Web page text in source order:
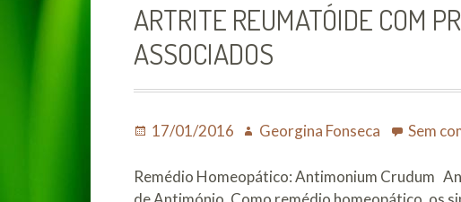
ARTRITE REUMATÓIDE COM
ASSOCIADOS
Posted
17/01/2016 Author
Georgina Fonseca Sem
Remédio Homeopático: Antimonium Crudum